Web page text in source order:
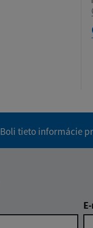
Boli tieto informácie